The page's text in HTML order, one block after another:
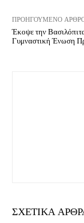
ΠΡΟΗΓΟΎΜΕΝΟ
Έκοψε την
Γυμναστική Ένωση
ΣΧΕΤΙΚΆ